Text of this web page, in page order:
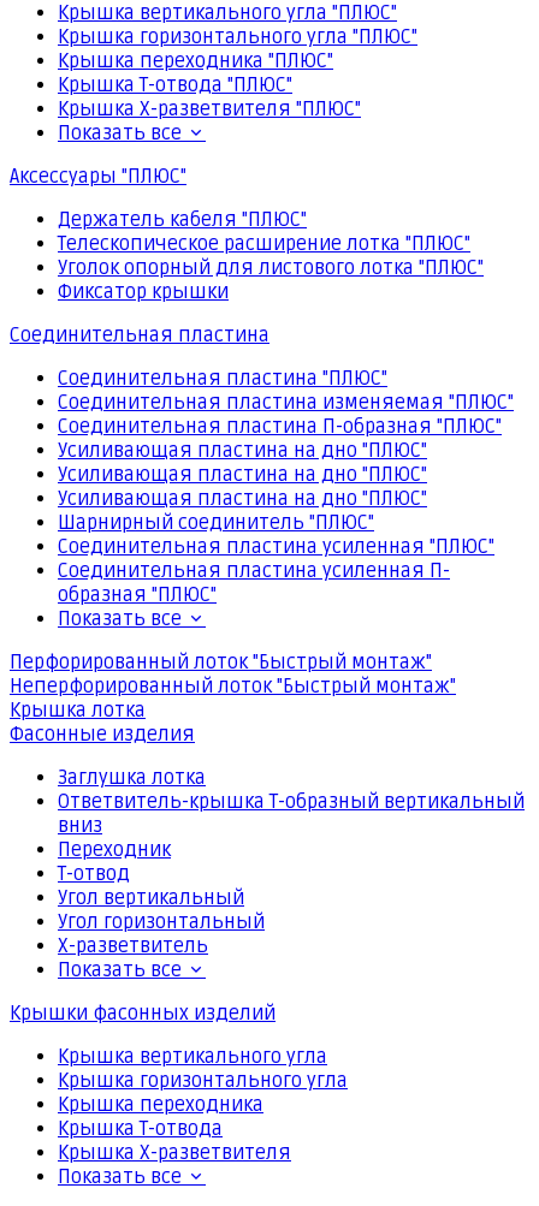
Крышка вертикального угла "ПЛЮС"
Крышка горизонтального угла "ПЛЮС"
Крышка переходника "ПЛЮС"
Крышка Т-отвода "ПЛЮС"
Крышка Х-разветвителя "ПЛЮС"
Показать все
Аксессуары "ПЛЮС"
Держатель кабеля "ПЛЮС"
Телескопическое расширение лотка "ПЛЮС"
Уголок опорный для листового лотка "ПЛЮС"
Фиксатор крышки
Соединительная пластина
Соединительная пластина "ПЛЮС"
Соединительная пластина изменяемая "ПЛЮС"
Соединительная пластина П-образная "ПЛЮС"
Усиливающая пластина на дно "ПЛЮС"
Усиливающая пластина на дно "ПЛЮС"
Усиливающая пластина на дно "ПЛЮС"
Шарнирный соединитель "ПЛЮС"
Соединительная пластина усиленная "ПЛЮС"
Соединительная пластина усиленная П-
образная "ПЛЮС"
Показать все
Перфорированный лоток "Быстрый монтаж"
Неперфорированный лоток "Быстрый монтаж"
Крышка лотка
Фасонные изделия
Заглушка лотка
Ответвитель-крышка Т-образный вертикальный
вниз
Переходник
Т-отвод
Угол вертикальный
Угол горизонтальный
Х-разветвитель
Показать все
Крышки фасонных изделий
Крышка вертикального угла
Крышка горизонтального угла
Крышка переходника
Крышка Т-отвода
Крышка Х-разветвителя
Показать все